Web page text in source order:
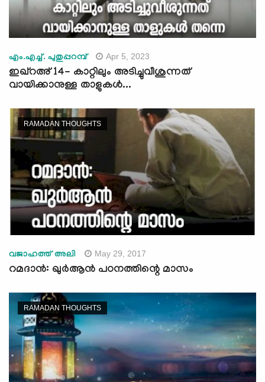
എം.എച്ച്. പുതുപ്പറമ്പ് Apr 5, 2023
ഇഖ്റഅ് 14- കാറ്റിലും അടിച്ചുവീശുന്നത്
വായിക്കാനുള്ള താളുകള്‍...
RAMADAN THOUGHTS
വജാഹത്ത് അലി May 29, 2017
റമദാന്‍: ഖുര്‍ആന്‍ പഠനത്തിന്റെ മാസം
RAMADAN THOUGHTS